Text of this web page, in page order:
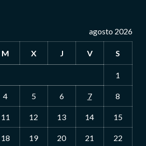
agosto 2026
M X J V S
1
4 5 6 7 8
11 12 13 14 15
18 19 20 21 22